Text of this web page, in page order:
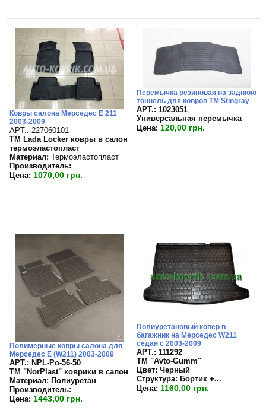
Ковры салона Мерседес E 211
2003-2009
APT.: 227060101
TM Lada Locker ковры в салон
термоэластопласт
Материал: Термоэластопласт
Производитель:
Цена: 1070,00 грн.
Перемычка резиновая на заднюю
тоннель для ковров TM Stingray
APT.: 1023051
Универсальная перемычка
Цена: 120,00 грн.
Полимерные ковры салона для
Мерседес E (W211) 2003-2009
APT.: NPL-Po-56-50
TM "NorPlast" коврики в салон
Материал: Полиуретан
Производитель:
Цена: 1443,00 грн.
Полиуретановый ковер в
багажник на Мерседес W211
седан с 2003-2009
APT.: 111292
TM "Avto-Gumm"
Цвет: Черный
Структура: Бортик +...
Цена: 1160,00 грн.